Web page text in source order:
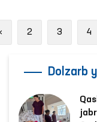
Previous
2 3 4
Dolzarb